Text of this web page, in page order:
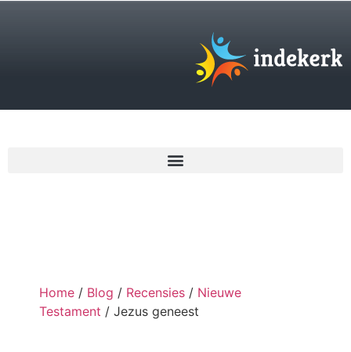
Home / Blog / Recensies / Nieuwe
Testament / Jezus geneest